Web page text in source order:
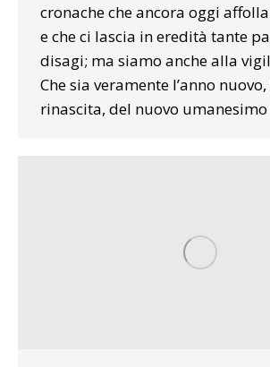
cronache che ancora oggi
e che ci lascia in eredità tante
disagi; ma siamo anche alla
Che sia veramente l’anno
rinascita, del nuovo